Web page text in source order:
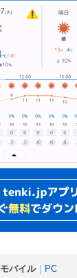
モバイル｜ PC